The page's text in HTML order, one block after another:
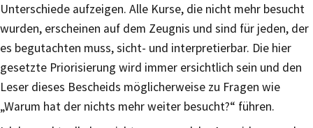
Unterschiede aufzeigen. Alle Kurse, die nicht mehr besucht
wurden, erscheinen auf dem Zeugnis und sind für jeden, der
es begutachten muss, sicht- und interpretierbar. Die hier
gesetzte Priorisierung wird immer ersichtlich sein und den
Leser dieses Bescheids möglicherweise zu Fragen wie
„Warum hat der nichts mehr weiter besucht?“ führen.